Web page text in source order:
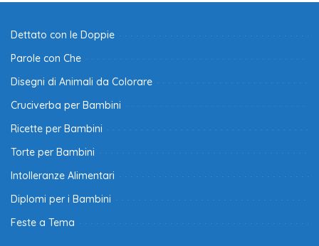
Dettato con le Doppie
Parole con Che
Disegni di Animali da Colorare
Cruciverba per Bambini
Ricette per Bambini
Torte per Bambini
Intolleranze Alimentari
Diplomi per i Bambini
Feste a Tema